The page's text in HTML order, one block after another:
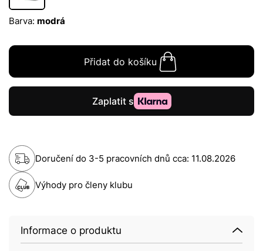
Barva: modrá
Přidat do košíku
Doručení do 3-5 pracovních dnů cca: 11.08.2026
Výhody pro členy klubu
Informace o produktu